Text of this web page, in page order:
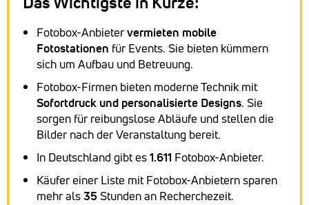
Fotobox-Anbietervermieten mobile
Fotostationen für Events. Sie bieten kümmern
sich um Aufbau und Betreuung.
Fotobox-Firmen bieten moderne Technik mit
Sofortdruck und personalisierte Designs. Sie
sorgen für reibungslose Abläufe und stellen die
Bilder nach der Veranstaltung bereit.
In Deutschland gibt es1.611 Fotobox-Anbieter.
Käufer einer Liste mit Fotobox-Anbietern sparen
mehr als35 Stunden an Recherchezeit.